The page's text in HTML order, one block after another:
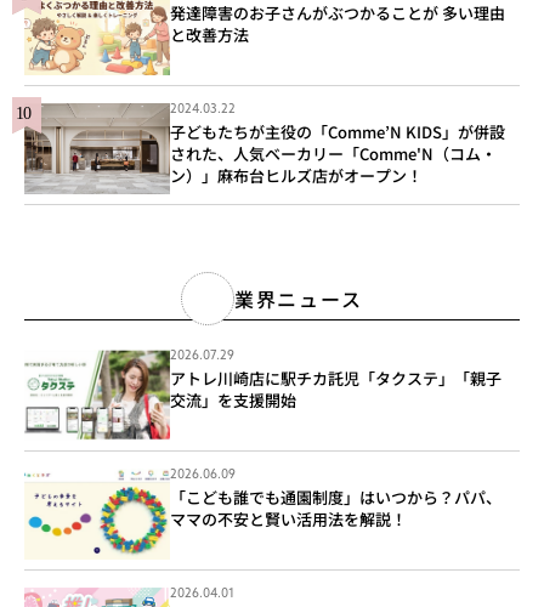
発達障害のお子さんがぶつかることが 多い理由
と改善方法
2024.03.22
子どもたちが主役の「Comme’N KIDS」が併設
された、人気ベーカリー「Comme'N（コム・
ン）」麻布台ヒルズ店がオープン！
業界ニュース
2026.07.29
アトレ川崎店に駅チカ託児「タクステ」「親子
交流」を支援開始
2026.06.09
「こども誰でも通園制度」はいつから？パパ、
ママの不安と賢い活用法を解説！
2026.04.01